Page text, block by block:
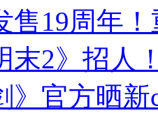
售19周年
末2》招人
》官方晒